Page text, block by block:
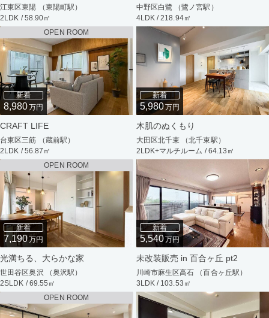
江東区東陽 （東陽町駅）
2LDK / 58.90㎡
中野区白鷺 （鷺ノ宮駅）
4LDK / 218.94㎡
OPEN ROOM
新着
8,980万円
CRAFT LIFE
台東区三筋 （蔵前駅）
2LDK / 56.87㎡
新着
5,980万円
木肌のぬくもり
大田区北千束 （北千束駅）
2LDK+マルチルーム / 64.13㎡
OPEN ROOM
新着
7,190万円
光満ちる、大らかな家
世田谷区奥沢 （奥沢駅）
2SLDK / 69.55㎡
新着
5,540万円
未改装販売 in 百合ヶ丘 pt2
川崎市麻生区高石 （百合ヶ丘駅）
3LDK / 103.53㎡
OPEN ROOM